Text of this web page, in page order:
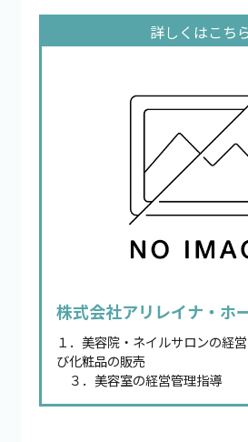
株式会社アリレイナ・ホ
１．美容院・ネイルサロンの経
び化粧品の販売
３．美容室の経営管理指導